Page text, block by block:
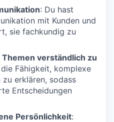
: Du hast
mit Kunden und
sie fachkundig zu
verständlich zu
Fähigkeit, komplexe
erklären, sodass
Entscheidungen
Persönlichkeit: